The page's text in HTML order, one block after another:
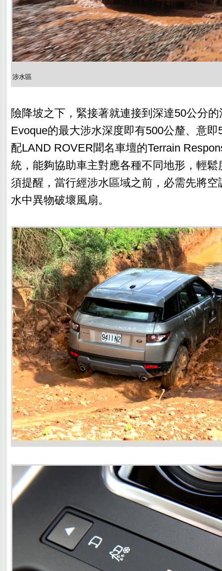
涉水區
險降坡之下，緊接著就連接到深達50公分
Evoque的最大涉水深度即有500公釐、意
配LAND ROVER聞名車壇的Terrain
統，能夠協助車主對應各種不同地形，輕
須提醒，當行經涉水區域之前，必需先將
水中異物破壞風扇。